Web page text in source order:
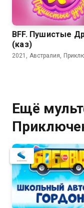
BFF. Пушистые
(каз)
2021, Австралия,
Ещё